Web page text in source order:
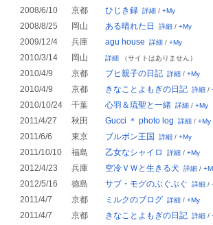
2008/6/10 京都 ひじき録 詳細/ +My
2008/8/25 岡山 ある晴れた日 詳細/ +My
2009/12/4 兵庫 agu house 詳細/ +My
2010/3/14 岡山 詳細（サイトはありません）
2010/4/9 京都 ブヒ親子の日記 詳細/ +My
2010/4/9 京都 きなことよもぎの日記 詳細/
2010/10/24 千葉 心羽＆琉聖と一緒 詳細/ +My
2011/4/27 秋田 Gucci ＊ photo log 詳細/ +My
2011/6/6 東京 ブルボン王国 詳細/ +My
2011/10/10 福島 乙女なシャイロ 詳細/ +My
2012/4/23 兵庫 空冷ＶＷと生きる犬 詳細/
2012/5/16 徳島 サブ・モグのぶぐぶぐ 詳細/
2011/4/7 京都 ミルクのブログ 詳細/ +My
2011/4/7 京都 きなことよもぎの日記 詳細/